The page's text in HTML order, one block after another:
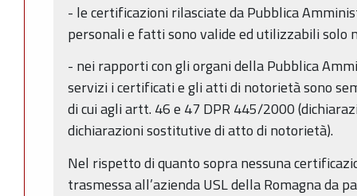
- le certificazioni rilasciate da Pubblica
personali e fatti sono valide ed utilizzabili
- nei rapporti con gli organi della Pubblica
servizi i certificati e gli atti di notorietà sono
di cui agli artt. 46 e 47 DPR 445/2000
dichiarazioni sostitutive di atto di notorietà).
Nel rispetto di quanto sopra nessuna
trasmessa all’azienda USL della Romagna da